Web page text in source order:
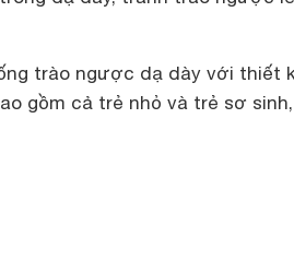
trào ngược dạ dày với thiết
gồm cả trẻ nhỏ và trẻ sơ sinh,